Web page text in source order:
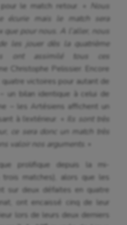
pour le match retour. «
Nous
écurie mais le match sera
que pour nous. A l’aller, nous
les jouer dès la quatrième
ont assimilé tous ces
Christophe Pelissier. Encore
quatre victoires pour autant de
un bilan identique à celui de
– les Artésiens affichent un
à l’extérieur. «
Ils sont très
ce sera donc un match très
valoir nos arguments
prolifique depuis la mi-
matches), alors que les
sur deux défaites en quatre
ont encaissé cinq de leur
lors de leurs deux derniers